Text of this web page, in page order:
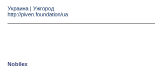
Украина | Ужгород
http://piven.foundation/ua
Nobilex